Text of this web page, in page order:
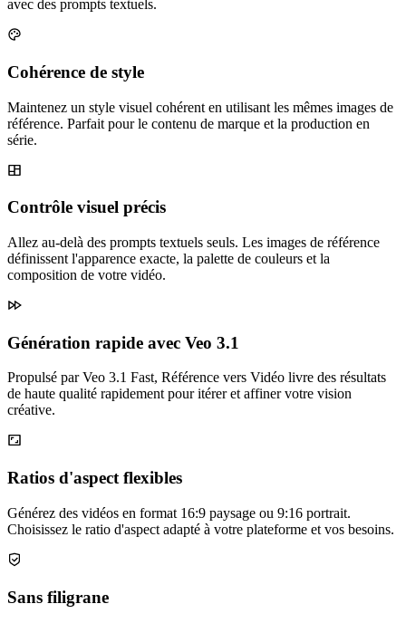
avec des prompts textuels.
Cohérence de style
Maintenez un style visuel cohérent en utilisant les mêmes images de
référence. Parfait pour le contenu de marque et la production en
série.
Contrôle visuel précis
Allez au-delà des prompts textuels seuls. Les images de référence
définissent l'apparence exacte, la palette de couleurs et la
composition de votre vidéo.
Génération rapide avec Veo 3.1
Propulsé par Veo 3.1 Fast, Référence vers Vidéo livre des résultats
de haute qualité rapidement pour itérer et affiner votre vision
créative.
Ratios d'aspect flexibles
Générez des vidéos en format 16:9 paysage ou 9:16 portrait.
Choisissez le ratio d'aspect adapté à votre plateforme et vos besoins.
Sans filigrane